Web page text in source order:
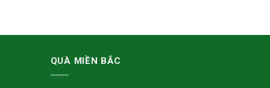
QUÀ MIỀN BẮC